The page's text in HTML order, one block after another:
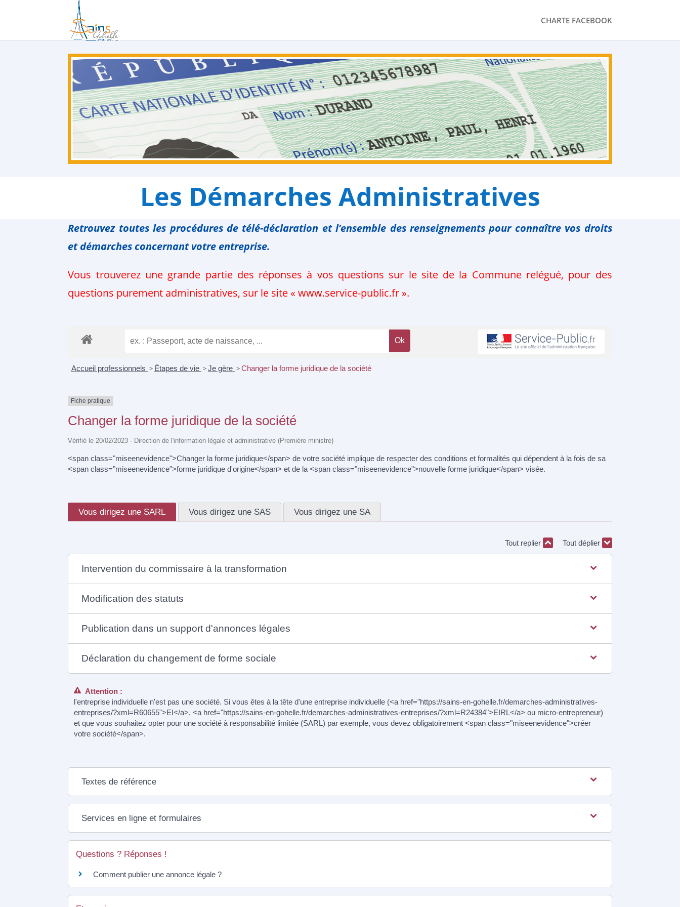
CHARTE FACEBOOK
Les Démarches Administratives
Retrouvez toutes les procédures de télé-déclaration et l’ensemble des renseignements pour connaître vos droits
etdémarches concernant votre entreprise.
Vous trouverez une grande partie des réponses à vos questions sur le site de la Commune relégué, pour des
questions purement administratives, sur le site « www.service-public.fr ».
Accueil professionnels > Étapes de vie >Je gère >Changer la forme juridique de la société
Fiche pratique
Changer la forme juridique de la société
Vérifié le 20/02/2023 - Direction de l'information légale et administrative (Première ministre)
<span class="miseenevidence">Changer la forme juridique</span> de votre société implique de respecter des conditions et formalités qui dépendent à la fois de sa
<span class="miseenevidence">forme juridique d'origine</span> et de la <span class="miseenevidence">nouvelle forme juridique</span> visée.
Vous dirigez une SARL Vous dirigez une SAS Vous dirigez une SA
Tout replier Tout déplier
Intervention du commissaire à la transformation
Modification des statuts
Publication dans un support d'annonces légales
Déclaration du changement de forme sociale
Attention :
l'entreprise individuelle n'est pas une société. Si vous êtes à la tête d'une entreprise individuelle (<a href="https://sains-en-gohelle.fr/demarches-administratives-
entreprises/?xml=R60655">EI</a>, <a href="https://sains-en-gohelle.fr/demarches-administratives-entreprises/?xml=R24384">EIRL</a> ou micro-entrepreneur)
et que vous souhaitez opter pour une société à responsabilité limitée (SARL) par exemple, vous devez obligatoirement <span class="miseenevidence">créer
votre société</span>.
Textes de référence
Services en ligne et formulaires
Questions ? Réponses !
Comment publier une annonce légale ?